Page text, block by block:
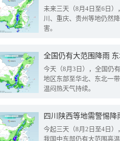
未来三天（8月4日至6日
川、重庆、贵州等地仍然
害。
全国仍有大范围降雨
今天（8月3日），全国仍
地区东部至华北、东北一
温闷热天气持续。
今起三天（8月2日至4日
我国中东部仍有大范围高